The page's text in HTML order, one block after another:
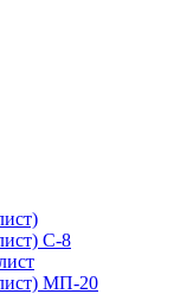
С-8
МП-20